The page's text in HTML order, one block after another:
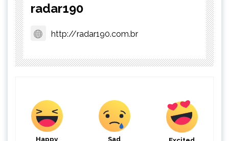
radar190
http://radar190.com.br
Happy Sad